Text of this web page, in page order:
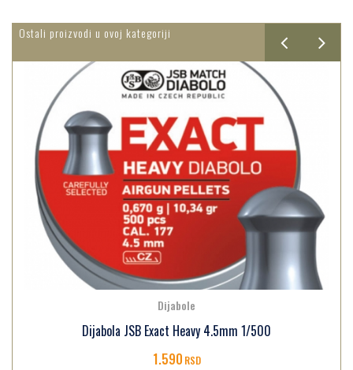
Ostali proizvodi u ovoj kategoriji
Dijabole
Dijabola JSB Exact Heavy 4.5mm 1/500
1.590RSD